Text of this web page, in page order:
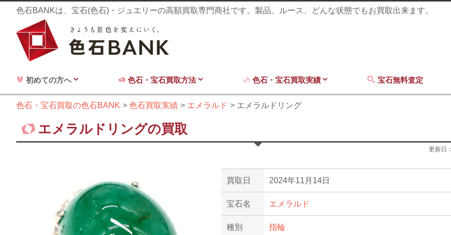
色石BANKは、宝石(色石)・ジュエリーの高額買取専門商社です。製品、ルース、どんな状態でもお買取出来ます。
初めての方へ 色石・宝石買取方法 色石・宝石買取実績 宝石無料査定
色石・宝石買取の色石BANK 色石買取実績 エメラルド エメラルドリング
エメラルドリングの買取
更新日：
買取日 2024年11月14日
宝石名 エメラルド
種別 指輪